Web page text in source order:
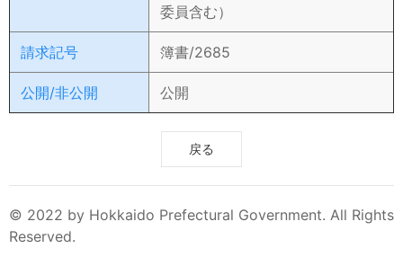
委員含む）
請求記号 簿書/2685
公開/非公開 公開
戻る
© 2022 by Hokkaido Prefectural Government. All Rights
Reserved.